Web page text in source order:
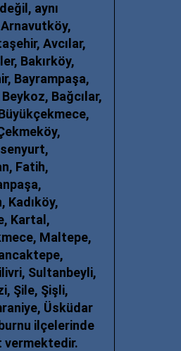
aynı
Avcılar,
Bakırköy,
Bayrampaşa,
Bağcılar,
Fatih,
Kadıköy,
Kartal,
Maltepe,
Sultanbeyli,
Şile, Şişli,
Üsküdar
ilçelerinde
vermektedir.